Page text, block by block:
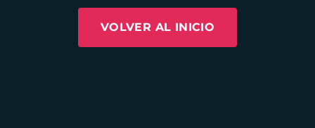
VOLVER AL INICIO